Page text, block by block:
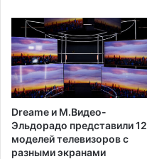
Dreame и М.Видео-
Эльдорадо представили 12
моделей телевизоров с
разными экранами